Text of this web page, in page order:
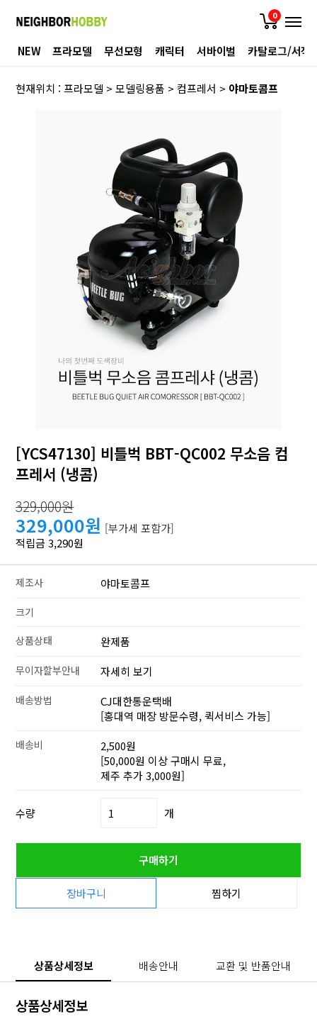
0
NEW 프라모델 무선모형 캐릭터 서바이벌 카탈로그/서적
현재위치 :프라모델 >모델링용품 > 컴프레서 > 야마토콤프
[YCS47130] 비틀벅 BBT-QC002 무소음 컴
프레서 (냉콤)
329,000원
329,000원 [부가세 포함가]
적립금 3,290원
제조사 야마토콤프
크기
상품상태
완제품
무이자할부안내 자세히 보기
배송방법
CJ대한통운택배
[홍대역 매장 방문수령, 퀵서비스 가능]
배송비
2,500원
[50,000원 이상 구매시 무료,
제주 추가 3,000원]
수량 개
구매하기
장바구니 찜하기
상품상세정보 배송안내 교환 및 반품안내
상품상세정보